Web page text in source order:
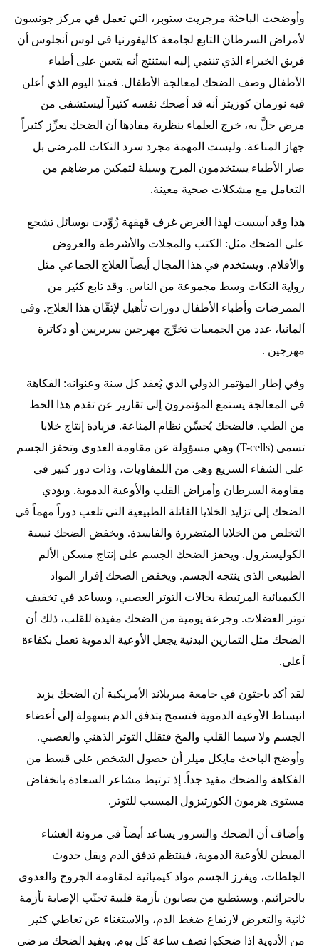
وأوضحت الباحثة مرجريت ستوبر، التي تعمل في مركز جونسون
لأمراض السرطان التابع لجامعة كاليفورنيا في لوس أنجلوس أن
فريق الخبراء الذي تنتمي إليه استنتج أنه يتعين على أطباء
الأطفال وصف الضحك لمعالجة الأطفال. فمنذ اليوم الذي أعلن
فيه نورمان كوزيتز أنه قد أضحك نفسه كثيراً ليستشفي من
مرض حلَّ به، خرج العلماء بنظرية مفادها أن الضحك يعزِّز كثيراً
جهاز المناعة. وليست المهمة مجرد سرد النكات للمرضى بل
صار الأطباء يستخدمون المرح وسيلة لتمكين مرضاهم من
التعامل مع مشكلات صحية معينة.
هذا وقد أسست لهذا الغرض غرف قهقهة زُوِّدت بوسائل تشجع
على الضحك مثل: الكتب والمجلات والأشرطة والعروض
والأفلام. ويستخدم في هذا المجال أيضاً العلاج الجماعي مثل
رواية النكات وسط مجموعة من الناس. وقد تابع كثير من
الممرضات وأطباء الأطفال دورات تأهيل لإتقّان هذا العلاج. وفي
ألمانيا، عدد من الجمعيات تخرِّج مهرجين سريريين أو دكاترة
مهرجين .
وفي إطار المؤتمر الدولي الذي يُعقد كل سنة وعنوانه: الفكاهة
في المعالجة يستمع المؤتمرون إلى تقارير عن تقدم هذا الخط
من الطب. فالضحك يُحسِّن نظام المناعة. فزيادة إنتاج خلايا
تسمى (T-cells) وهي مسؤولة عن مقاومة العدوى وتحفز الجسم
على الشفاء السريع وهي من اللمفاويات، وذات دور كبير في
مقاومة السرطان وأمراض القلب والأوعية الدموية. ويؤدي
الضحك إلى تزايد الخلايا القاتلة الطبيعية التي تلعب دوراً مهماً في
التخلص من الخلايا المتضررة والفاسدة. ويخفض الضحك نسبة
الكوليسترول. ويحفز الضحك الجسم على إنتاج مسكن الألم
الطبيعي الذي ينتجه الجسم. ويخفض الضحك إفراز المواد
الكيميائية المرتبطة بحالات التوتر العصبي، ويساعد في تخفيف
توتر العضلات. وجرعة يومية من الضحك مفيدة للقلب، ذلك أن
الضحك مثل التمارين البدنية يجعل الأوعية الدموية تعمل بكفاءة
أعلى.
لقد أكد باحثون في جامعة ميريلاند الأمريكية أن الضحك يزيد
انبساط الأوعية الدموية فتسمح بتدفق الدم بسهولة إلى أعضاء
الجسم ولا سيما القلب والمخ فتقلل التوتر الذهني والعصبي.
وأوضح الباحث مايكل ميلر أن حصول الشخص على قسط من
الفكاهة والضحك مفيد جداً. إذ ترتبط مشاعر السعادة بانخفاض
مستوى هرمون الكورتيزول المسبب للتوتر.
وأضاف أن الضحك والسرور يساعد أيضاً في مرونة الغشاء
المبطن للأوعية الدموية، فينتظم تدفق الدم ويقل حدوث
الجلطات، ويفرز الجسم مواد كيميائية لمقاومة الجروح والعدوى
بالجراثيم. ويستطيع من يصابون بأزمة قلبية تجنّب الإصابة بأزمة
ثانية والتعرض لارتفاع ضغط الدم، والاستغناء عن تعاطي كثير
من الأدوية إذا ضحكوا نصف ساعة كل يوم. ويفيد الضحك مرضى